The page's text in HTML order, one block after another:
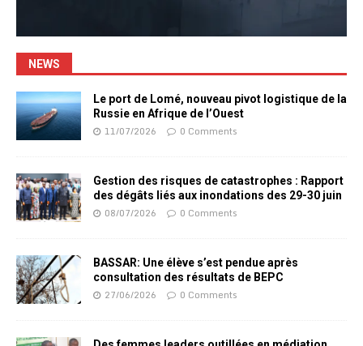
NEWS
Le port de Lomé, nouveau pivot logistique de la
Russie en Afrique de l’Ouest
11/07/2026 0 Comments
Gestion des risques de catastrophes : Rapport
des dégâts liés aux inondations des 29-30 juin
08/07/2026 0 Comments
BASSAR: Une élève s’est pendue après
consultation des résultats de BEPC
27/06/2026 0 Comments